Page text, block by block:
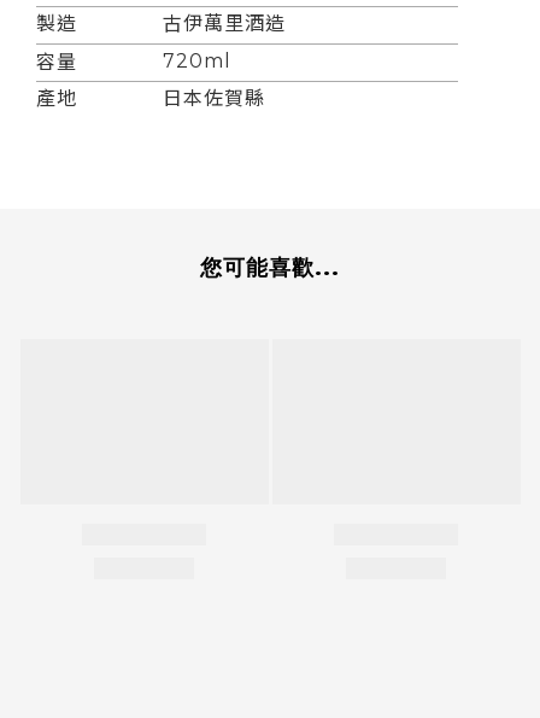
製造
古伊萬里酒造
容量
720ml
產地
日本佐賀縣
您可能喜歡...